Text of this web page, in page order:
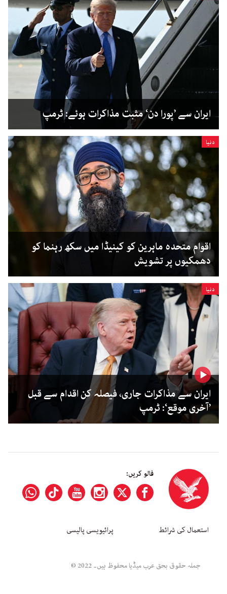
ایران سے ’پورا دن‘ مثبت مذاکرات ہوئے: ٹرمپ
دنیا
اقوام متحدہ ماہرین کو کینیڈا میں سکھ رہنما کو
دھمکیوں پر تشویش
دنیا
ایران سے مذاکرات جاری، فیصلہ کن اقدام سے قبل
’آخری موقع‘: ٹرمپ
فالو کریں:
استعمال کی شرائط پرائیویسی پالیسی
جملہ حقوق بحق عرب میڈیا محفوظ ہیں۔ 2022 ©